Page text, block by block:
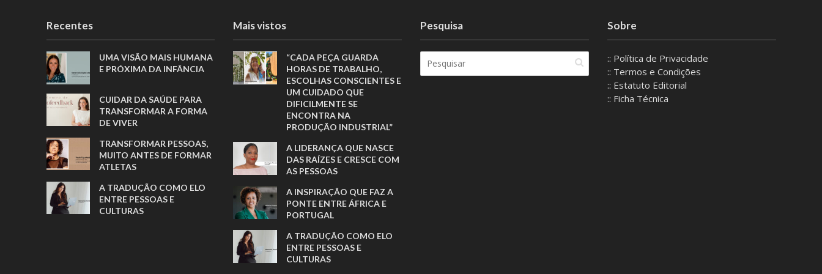
Recentes
UMA VISÃO MAIS HUMANA
E PRÓXIMA DA INFÂNCIA
CUIDAR DA SAÚDE PARA
TRANSFORMAR A FORMA
DE VIVER
TRANSFORMAR PESSOAS,
MUITO ANTES DE FORMAR
ATLETAS
A TRADUÇÃO COMO ELO
ENTRE PESSOAS E
CULTURAS
Mais vistos
“CADA PEÇA GUARDA
HORAS DE TRABALHO,
ESCOLHAS CONSCIENTES E
UM CUIDADO QUE
DIFICILMENTE SE
ENCONTRA NA
PRODUÇÃO INDUSTRIAL”
A LIDERANÇA QUE NASCE
DAS RAÍZES E CRESCE COM
AS PESSOAS
A INSPIRAÇÃO QUE FAZ A
PONTE ENTRE ÁFRICA E
PORTUGAL
A TRADUÇÃO COMO ELO
ENTRE PESSOAS E
CULTURAS
Pesquisa Sobre
:: Política de Privacidade
:: Termos e Condições
:: Estatuto Editorial
:: Ficha Técnica